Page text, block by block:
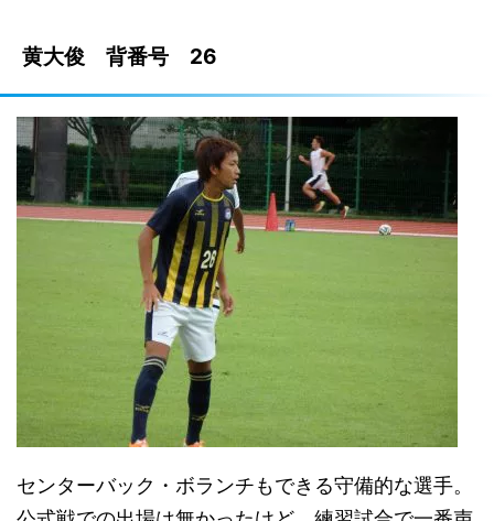
黄大俊 背番号 26
センターバック・ボランチもできる守備的な選手。